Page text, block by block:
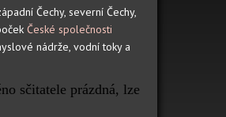
Čechy, severní Čechy,
České společnosti
nádrže, vodní toky a
sčitatele prázdná, lze